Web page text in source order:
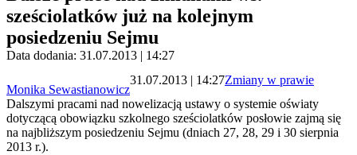
sześciolatków już na kolejnym
posiedzeniu Sejmu
Data dodania: 31.07.2013 | 14:27
Monika Sewastianowicz
31.07.2013 | 14:27Zmiany w prawie
Dalszymi pracami nad nowelizacją ustawy o systemie oświaty
dotyczącą obowiązku szkolnego sześciolatków posłowie zajmą się
na najbliższym posiedzeniu Sejmu (dniach 27, 28, 29 i 30 sierpnia
2013 r.).